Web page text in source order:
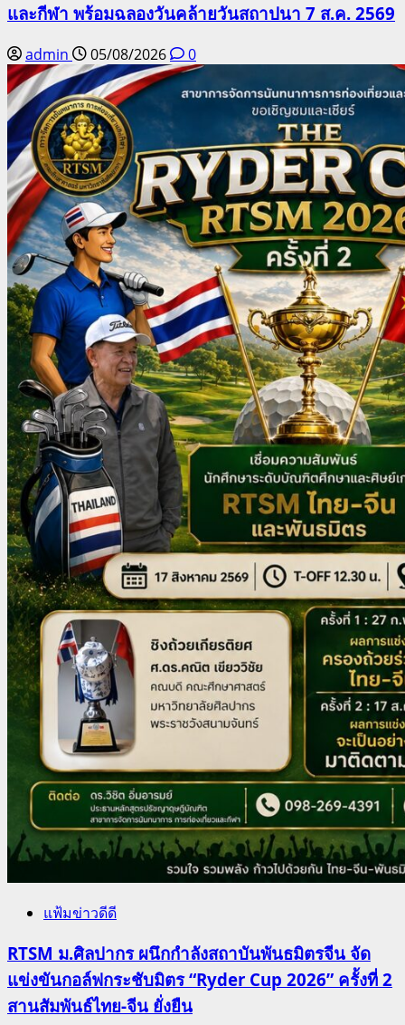
และกีฬา พร้อมฉลองวันคล้ายวันสถาปนา 7 ส.ค. 2569
admin 05/08/2026 0
แฟ้มข่าวดีดี
RTSM ม.ศิลปากร ผนึกกำลังสถาบันพันธมิตรจีน จัด
แข่งขันกอล์ฟกระชับมิตร “Ryder Cup 2026” ครั้งที่ 2
สานสัมพันธ์ไทย-จีน ยั่งยืน